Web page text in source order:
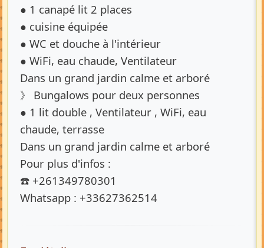
● 1 canapé lit 2 places
● cuisine équipée
● WC et douche à l'intérieur
● WiFi, eau chaude, Ventilateur
Dans un grand jardin calme et arboré
》 Bungalows pour deux personnes
● 1 lit double , Ventilateur , WiFi, eau
chaude, terrasse
Dans un grand jardin calme et arboré
Pour plus d'infos :
☎️ +261349780301
Whatsapp : +33627362514